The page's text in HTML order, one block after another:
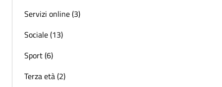
Servizi online (3)
Sociale (13)
Sport (6)
Terza età (2)